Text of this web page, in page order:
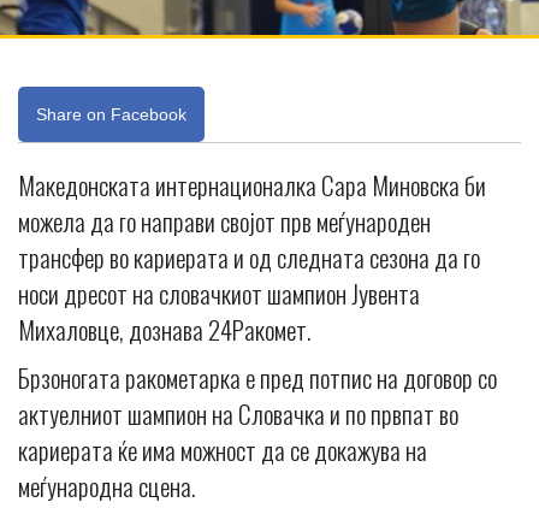
Share on Facebook
Македонската интернационалка Сара Миновска би
можела да го направи својот прв меѓународен
трансфер во кариерата и од следната сезона да го
носи дресот на словачкиот шампион Јувента
Михаловце, дознава 24Ракомет.
Брзоногата ракометарка е пред потпис на договор со
актуелниот шампион на Словачка и по првпат во
кариерата ќе има можност да се докажува на
меѓународна сцена.